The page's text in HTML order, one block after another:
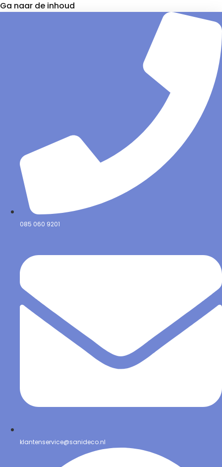
Ga naar de inhoud
085 060 9201
klantenservice@sanideco.nl